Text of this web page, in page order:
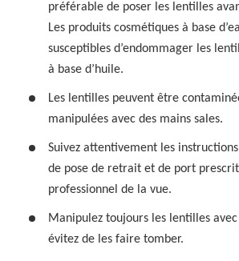
préférable de poser les lentilles
Les produits cosmétiques à base
susceptibles d’endommager les
à base d’huile.
Les lentilles peuvent être
manipulées avec des mains sales.
Suivez attentivement les
de pose de retrait et de port
professionnel de la vue.
Manipulez toujours les lentilles
évitez de les faire tomber.